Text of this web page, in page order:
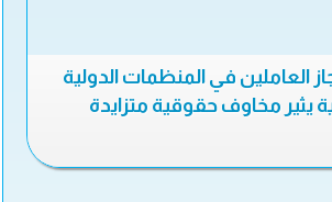
العاملين في المنظمات الدولية
يثير مخاوف حقوقية متزايدة